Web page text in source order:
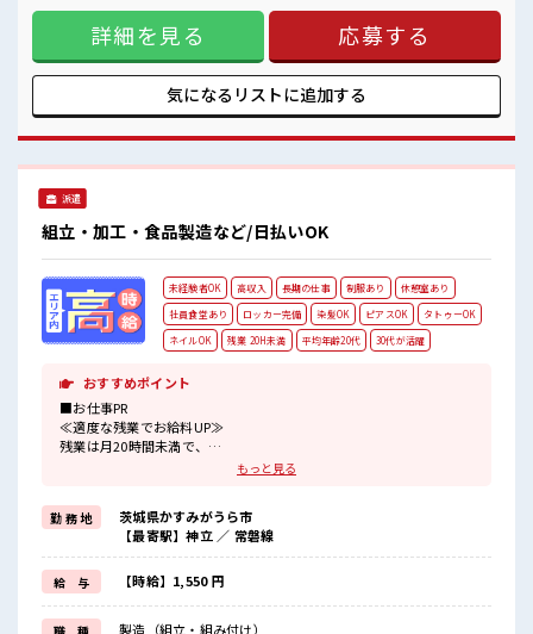
OK！ ≪適度な残業でお給料UP≫ 残業は月20時間未満で、 ほ
どよく稼げます♪ ≪ラクラク制服アリ≫ 制服があるので、 毎
日の服装の悩み解消♪ ≪様々なお仕事をご提案≫ 一人で悩ま
ず気軽に相談できる、 派遣のお仕事です！ ■職場の雰囲気 休
憩時間にゆっくりできるスペース完備！ 職場にはロッカー完
備！ 私物の置きすぎには注意が必要ですね★ 残業も1日1H程
詳細を見る 応募する
気になるリストに追加する
派遣
組立・加工・食品製造など/日払いOK
未経験者OK 高収入 長期の仕事 制服あり
休憩室あり
社員食堂あり
ロッカー完備 染髪OK ピアスOK
タトゥーOK
ネイルOK
残業 20H未満 平均年齢20代 30代が活躍
おすすめポイント
■お仕事PR
≪適度な残業でお給料UP≫
残業は月20時間未満で、
明るすぎたり奇抜でなければ基本的に自由！
(規定有)≪動きやすい制服アリ≫
制服があるので、
毎日の服装の悩み解消♪
≪未経験OKの仕事≫
新しいことにチャレンジするのは不安だけど、
しっかり働く環境が整っています！
もっと見る
勤 務 地
茨城県かすみがうら市
【最寄駅】神立 ／ 常磐線
給 与 【時給】1,550 円
職 種 製造（組立・組み付け）